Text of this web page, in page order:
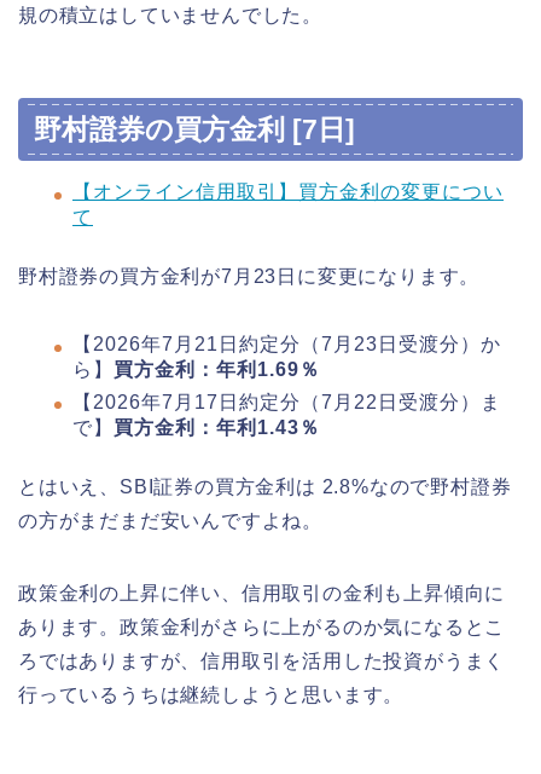
規の積立はしていませんでした。
野村證券の買方金利 [7日]
【オンライン信用取引】買方金利の変更につい
て
野村證券の買方金利が7月23日に変更になります。
【2026年7月21日約定分（7月23日受渡分）か
ら】 買方金利：年利1.69％
【2026年7月17日約定分（7月22日受渡分）ま
で】 買方金利：年利1.43％
とはいえ、SBI証券の買方金利は 2.8%なので野村證券
の方がまだまだ安いんですよね。
政策金利の上昇に伴い、信用取引の金利も上昇傾向に
あります。政策金利がさらに上がるのか気になるとこ
ろではありますが、信用取引を活用した投資がうまく
行っているうちは継続しようと思います。